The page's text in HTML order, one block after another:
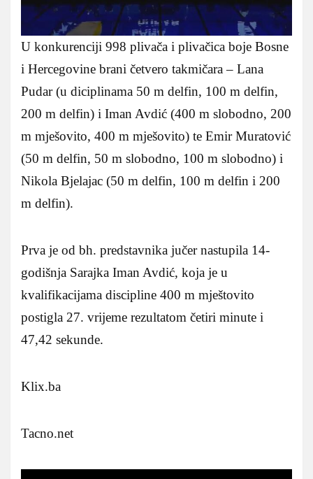
U konkurenciji 998 plivača i plivačica boje Bosne
i Hercegovine brani četvero takmičara – Lana
Pudar (u diciplinama 50 m delfin, 100 m delfin,
200 m delfin) i Iman Avdić (400 m slobodno, 200
m mješovito, 400 m mješovito) te Emir Muratović
(50 m delfin, 50 m slobodno, 100 m slobodno) i
Nikola Bjelajac (50 m delfin, 100 m delfin i 200
m delfin).
Prva je od bh. predstavnika jučer nastupila 14-
godišnja Sarajka Iman Avdić, koja je u
kvalifikacijama discipline 400 m mještovito
postigla 27. vrijeme rezultatom četiri minute i
47,42 sekunde.
Klix.ba
Tacno.net